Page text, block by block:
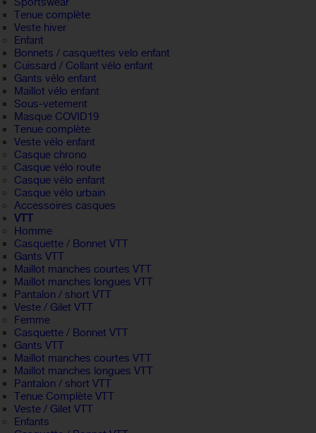
Tenue complète
Veste hiver
Enfant
Bonnets / casquettes velo enfant
Cuissard / Collant vélo enfant
Gants vélo enfant
Maillot vélo enfant
Sous-vetement
Masque COVID19
Tenue complète
Veste vélo enfant
Casque chrono
Casque vélo route
Casque vélo enfant
Casque vélo urbain
Accessoires casques
VTT
Homme
Casquette / Bonnet VTT
Gants VTT
Maillot manches courtes VTT
Maillot manches longues VTT
Pantalon / short VTT
Veste / Gilet VTT
Femme
Casquette / Bonnet VTT
Gants VTT
Maillot manches courtes VTT
Maillot manches longues VTT
Pantalon / short VTT
Tenue Complète VTT
Veste / Gilet VTT
Enfants